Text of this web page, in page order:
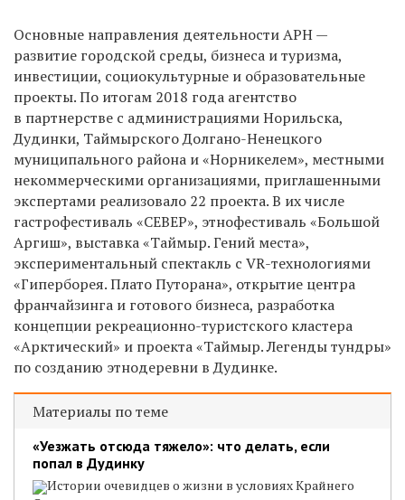
Основные направления деятельности АРН —
развитие городской среды, бизнеса и туризма,
инвестиции, социокультурные и образовательные
проекты. По итогам 2018 года агентство
в партнерстве с администрациями Норильска,
Дудинки, Таймырского Долгано-Ненецкого
муниципального района и «Норникелем», местными
некоммерческими организациями, приглашенными
экспертами реализовало 22 проекта. В их числе
гастрофестиваль «СЕВЕР», этнофестиваль «Большой
Аргиш», выставка «Таймыр. Гений места»,
экспериментальный спектакль с VR-технологиями
«Гиперборея. Плато Путорана», открытие центра
франчайзинга и готового бизнеса, разработка
концепции рекреационно-туристского кластера
«Арктический» и проекта «Таймыр. Легенды тундры»
по созданию этнодеревни в Дудинке.
Материалы по теме
«Уезжать отсюда тяжело»: что делать, если
попал в Дудинку
Истории очевидцев о жизни в условиях Крайнего